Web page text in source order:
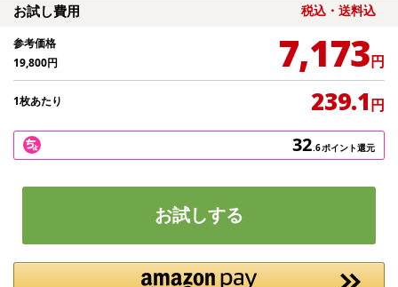
お試し費用 税込・送料込
参考価格
19,800円 7,173円
1枚あたり 239.1円
32.6ポイント還元
お試しする